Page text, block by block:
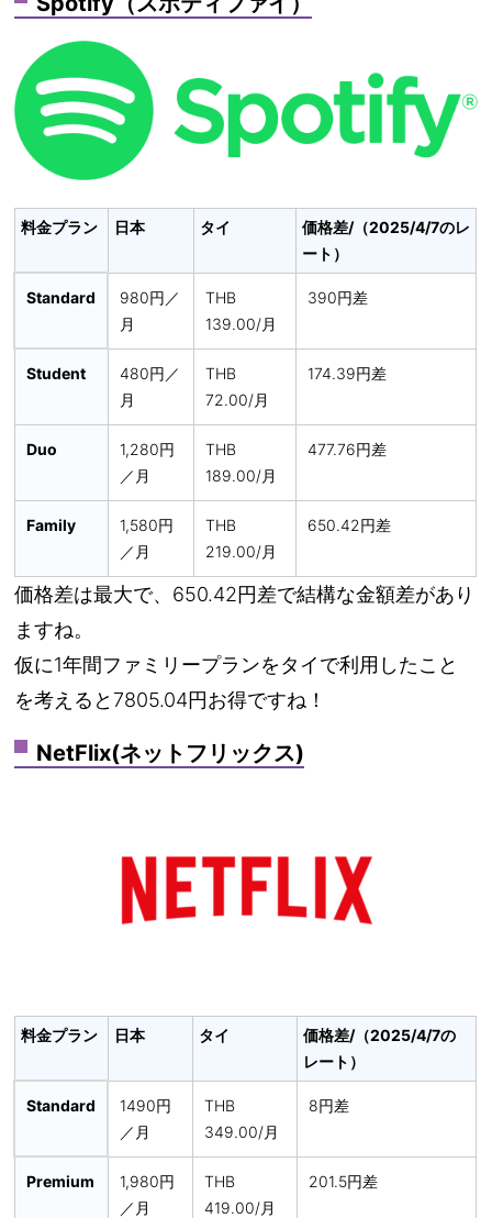
料金プラン 日本 タイ
価格差/（2025/4/7のレ
ート）
Standard
980円／
月
THB
139.00/月
390円差
Student
480円／
月
THB
72.00/月
174.39円差
Duo
1,280円
／月
THB
189.00/月
477.76円差
Family
1,580円
／月
THB
219.00/月
650.42円差
価格差は最大で、650.42円差で結構な金額差があり
ますね。
仮に1年間ファミリープランをタイで利用したこと
を考えると7805.04円お得ですね！
NetFlix(ネットフリックス)
料金プラン 日本 タイ
価格差/（2025/4/7の
レート）
Standard
1490円
／月
THB
349.00/月
8円差
Premium
1,980円
／月
THB
419.00/月
201.5円差